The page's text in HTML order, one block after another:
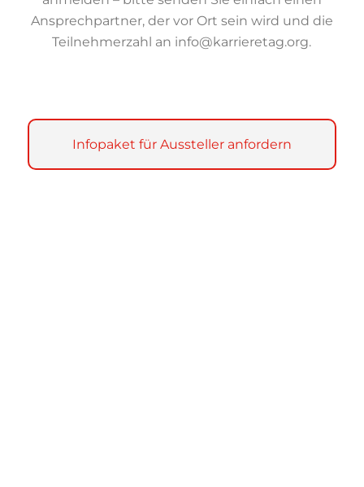
Ansprechpartner, der vor Ort sein wird und die
Teilnehmerzahl an info@karrieretag.org.
Infopaket für Aussteller anfordern